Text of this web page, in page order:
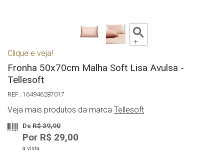
Clique e veja!
Fronha 50x70cm Malha Soft Lisa Avulsa -
Tellesoft
164946287017
Veja mais produtos da marca Tellesoft
DeR$ 39,90
Por R$ 29,00
à vista